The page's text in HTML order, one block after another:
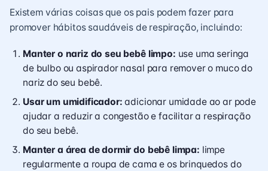
Existem várias coisas que os pais podem fazer para
promover hábitos saudáveis de respiração, incluindo:
Manter o nariz do seu bebê limpo: use uma seringa
de bulbo ou aspirador nasal para remover o muco do
nariz do seu bebê.
Usar um umidificador:adicionar umidade ao ar pode
ajudar a reduzir a congestão e facilitar a respiração
do seu bebê.
Manter a área de dormir do bebê limpa: limpe
regularmente a roupa de cama e os brinquedos do